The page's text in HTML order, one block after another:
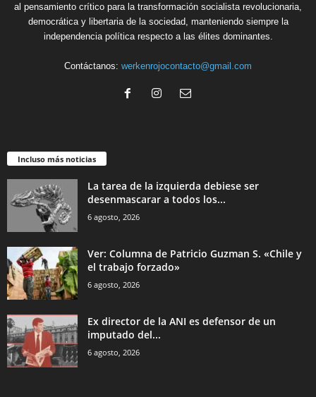
al pensamiento crítico para la transformación socialista revolucionaria,
democrática y libertaria de la sociedad, manteniendo siempre la
independencia política respecto a las élites dominantes.
Contáctanos: werkenrojocontacto@gmail.com
Incluso más noticias
La tarea de la izquierda debiese ser
desenmascarar a todos los...
6 agosto, 2026
Ver: Columna de Patricio Guzman S. «Chile y
el trabajo forzado»
6 agosto, 2026
Ex director de la ANI es defensor de un
imputado del...
6 agosto, 2026